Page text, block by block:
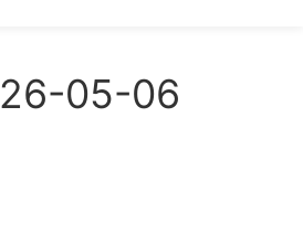
05-06